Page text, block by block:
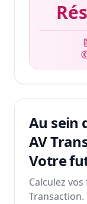
Au sein
AV
Votre
Calculez
Transaction.